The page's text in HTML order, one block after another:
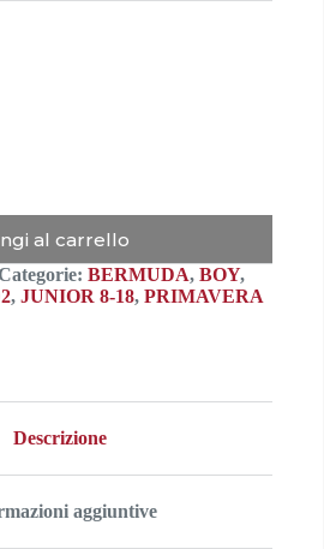
al carrello
BERMUDA, BOY,
, JUNIOR 8-18, PRIMAVERA
Descrizione
aggiuntive